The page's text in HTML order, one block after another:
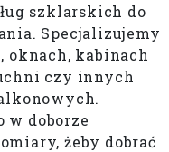
szklarskich do
Specjalizujemy
kabinach
czy innych
w doborze
żeby dobrać